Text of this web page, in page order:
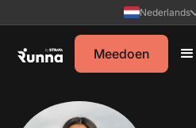
Nederlands
Meedoen